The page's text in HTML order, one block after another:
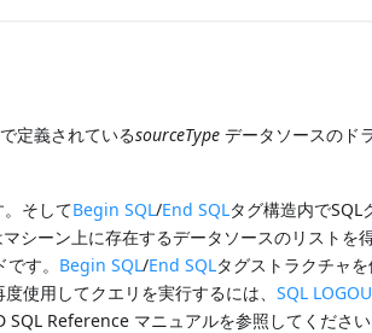
定義されているsourceType データソースのド
そしてBegin SQL/End SQLタグ構造内でSQL
シーン上に存在するデータソースのリストを
す。 Begin SQL/End SQLタグストラクチャ
使用してクエリを実行するには、SQL
Reference マニュアルを参照してください